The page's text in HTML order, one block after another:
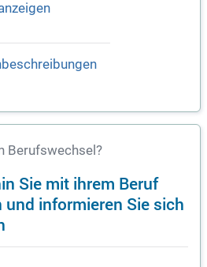
Berufswechsel?
Sie mit ihrem Beruf
informieren Sie sich